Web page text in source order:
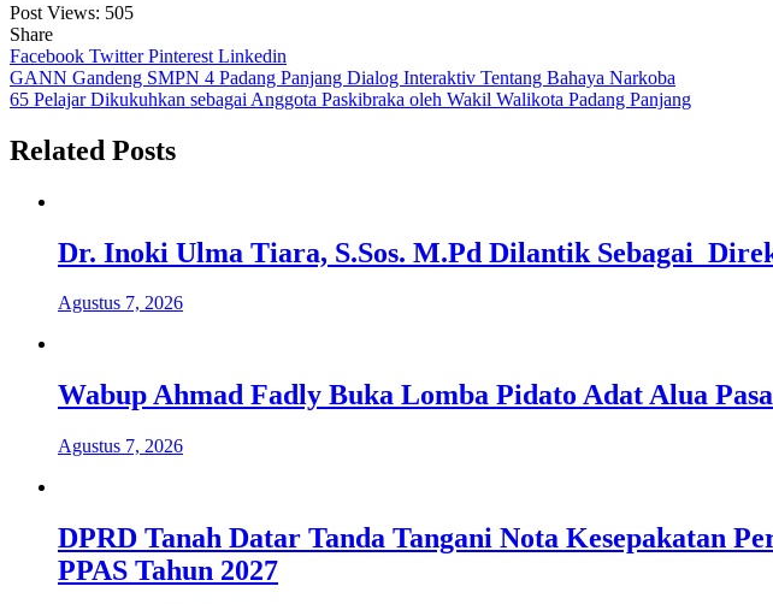
Post Views: 505
Share
Facebook TwitterPinterest Linkedin
Navigasi
pos
GANN Gandeng SMPN 4 Padang Panjang Dialog Interaktiv Tentang Bahaya Narkoba
65 Pelajar Dikukuhkan sebagai Anggota Paskibraka oleh Wakil Walikota Padang Panjang
Related Posts
Dr. Inoki Ulma Tiara, S.Sos. M.Pd Dilantik Sebagai
Agustus 7, 2026
Wabup Ahmad Fadly Buka Lomba Pidato Adat Alua
Agustus 7, 2026
DPRD Tanah Datar Tanda Tangani Nota Kesepakatan
PPAS Tahun 2027